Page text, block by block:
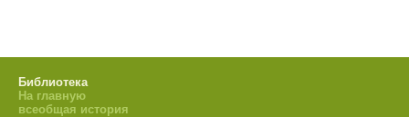
Библиотека
На главную
всеобщая история